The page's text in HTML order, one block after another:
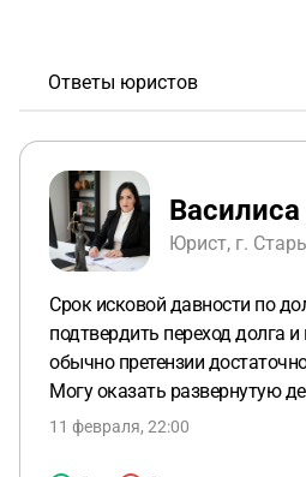
Ответы юристов
Юрист, г.
Срок исковой давности по
подтвердить переход долга
обычно претензии
Могу оказать развернутую
11 февраля, 22:00